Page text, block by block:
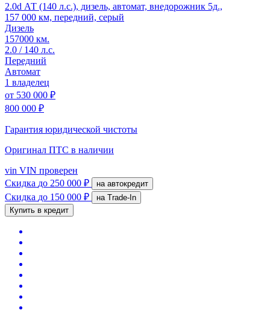
2.0d АТ (140 л.с.), дизель, автомат, внедорожник 5д.,
157 000 км, передний, серый
Дизель
157000 км.
2.0 / 140 л.с.
Передний
Автомат
1 владелец
от 530 000 ₽
800 000 ₽
Гарантия юридической чистоты
Оригинал ПТС в наличии
vin VIN проверен
Скидка до 250 000 ₽ на автокредит
Скидка до 150 000 ₽
на Trade-In
Купить в кредит